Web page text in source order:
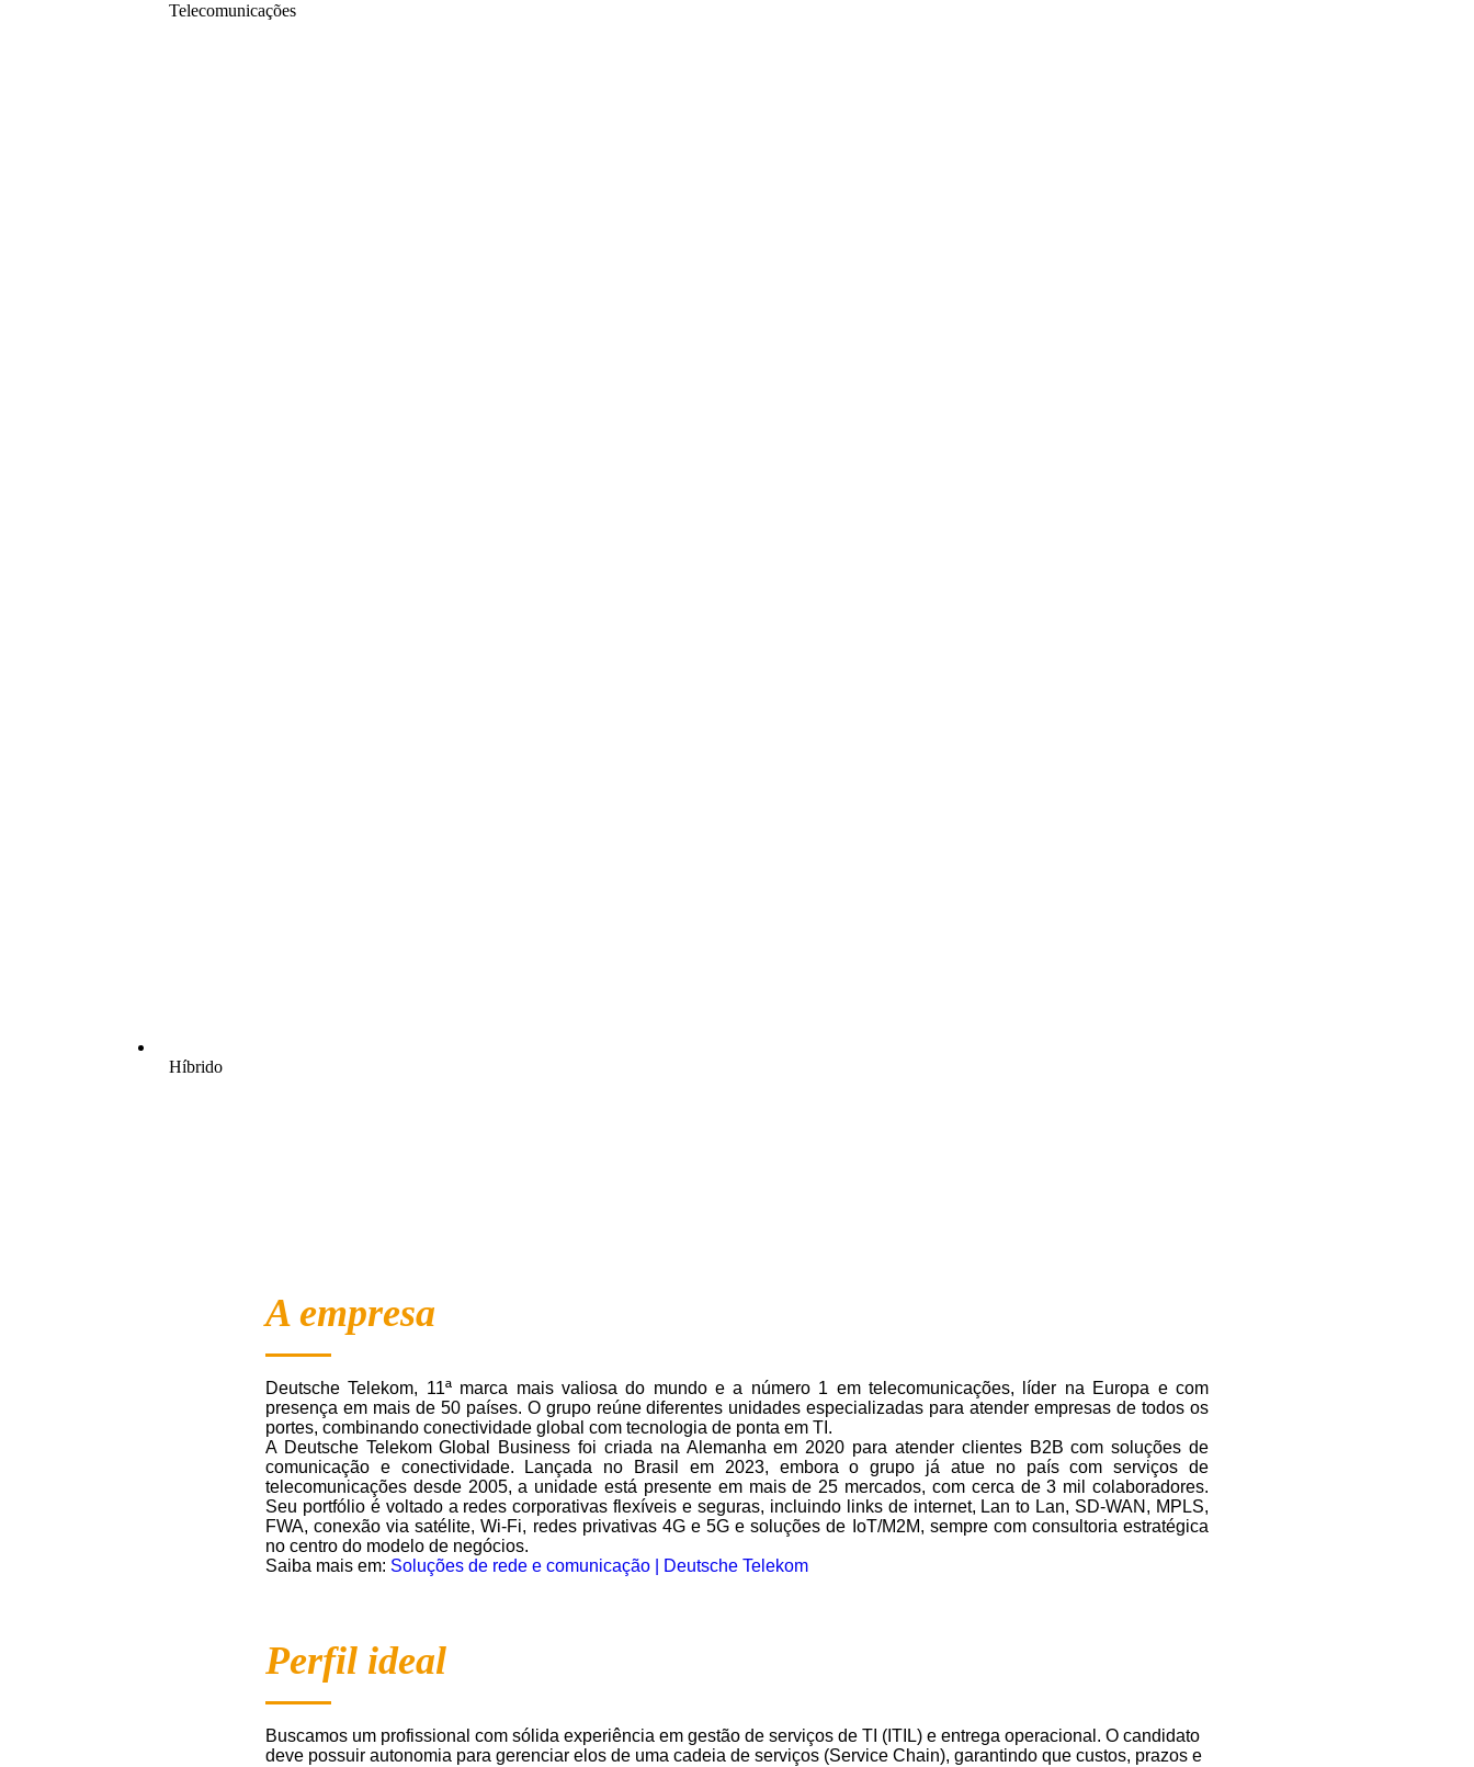
Telecomunicações
Híbrido
A empresa
Deutsche Telekom, 11ª marca mais valiosa do mundo e a número 1 em telecomunicações, líder na Europa e com
presença em mais de 50 países. O grupo reúne diferentes unidades especializadas para atender empresas de todos os
portes, combinando conectividade global com tecnologia de ponta em TI.
A Deutsche Telekom Global Business foi criada na Alemanha em 2020 para atender clientes B2B com soluções de
comunicação e conectividade. Lançada no Brasil em 2023, embora o grupo já atue no país com serviços de
telecomunicações desde 2005, a unidade está presente em mais de 25 mercados, com cerca de 3 mil colaboradores.
Seu portfólio é voltado a redes corporativas flexíveis e seguras, incluindo links de internet, Lan to Lan, SD-WAN, MPLS,
FWA, conexão via satélite, Wi-Fi, redes privativas 4G e 5G e soluções de IoT/M2M, sempre com consultoria estratégica
no centro do modelo de negócios.
Saiba mais em: Soluções de rede e comunicação | Deutsche Telekom
Perfil ideal
Buscamos um profissional com sólida experiência em gestão de serviços de TI (ITIL) e entrega operacional. O candidato
deve possuir autonomia para gerenciar elos de uma cadeia de serviços (Service Chain), garantindo que custos, prazos e